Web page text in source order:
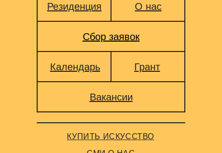
КУПИТЬ ИСКУССТВО
Календарь
Сбор заявок
Грант
О нас
Вакансии
Резиденция